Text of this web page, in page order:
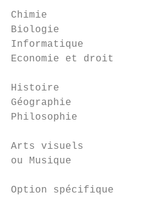
Chimie
Biologie
Informatique
Economie et droit
Histoire
Géographie
Philosophie
Arts visuels
ou Musique
Option spécifique